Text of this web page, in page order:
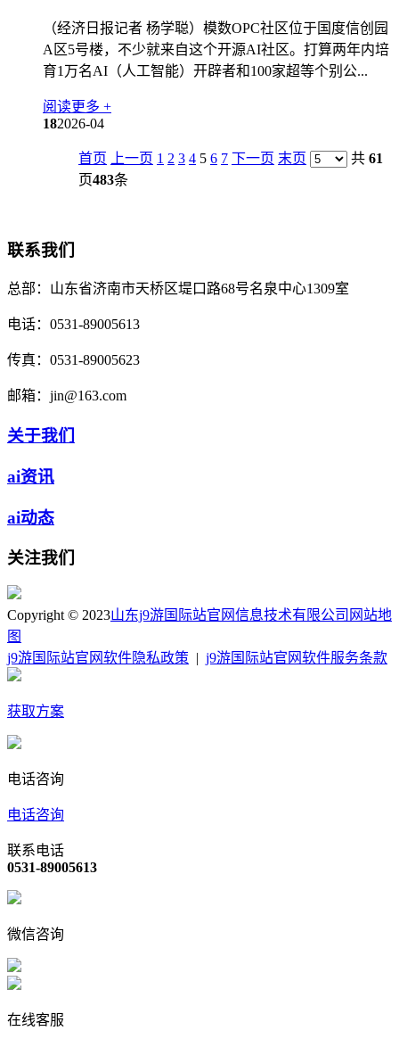
（经济日报记者 杨学聪）模数OPC社区位于国度信创园
A区5号楼，不少就来自这个开源AI社区。打算两年内培
育1万名AI（人工智能）开辟者和100家超等个别公...
阅读更多 +
182026-04
首页 上一页 1 2 3 4 5 6 7 下一页 末页 共 61
页483条
联系我们
总部： 山东省济南市天桥区堤口路68号名泉中心1309室
电话： 0531-89005613
传真： 0531-89005623
邮箱： jin@163.com
关于我们
ai资讯
ai动态
关注我们
Copyright © 2023山东j9游国际站官网信息技术有限公司 网站地
图
j9游国际站官网软件隐私政策 | j9游国际站官网软件服务条款
获取方案
电话咨询
电话咨询
联系电话
0531-89005613
微信咨询
在线客服